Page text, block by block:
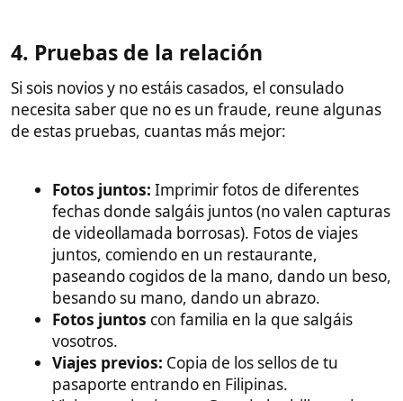
Remesas:Si le envías dinero, recibos de las
transferencias.
(Opcional pero recomendado si falla alguno
de los requisitos anteriores) Si tramitáis la
capacidad matrimonialen el consulado es
muy probable que os den un visado de turista
debéis acreditar el día de la boda, donde será,
etc (Este es un truco no oficial que me contó un
amigo).
Importante: Tener el documento llamado
"Capacidad Matrimonial o Matrimonial Legal
Capacity", aunque no la uses para casarte en
Filipinas, es un documento que incluso
caducado, demostrará siempre que vuestra
relación es real, y que en algún momento fue
reconocida y aprobada por un organismo
oficial de España, y eso tiene un peso brutal.